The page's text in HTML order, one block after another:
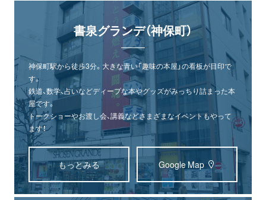
書泉グランデ（神保町）
神保町駅から徒歩3分。大きな青い「趣味の本屋」の看板が目印で
す。
鉄道、数学、占いなどディープな本やグッズがみっちり詰まった本
屋です。
トークショーやお渡し会、講義などさまざまなイベントもやって
ます！
もっとみる Google Map